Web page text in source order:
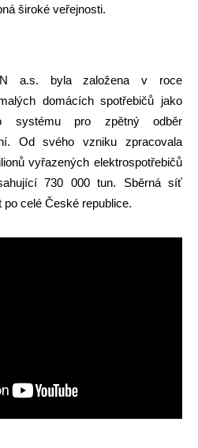
široké veřejnosti.
a.s. byla založena v
roce
domácích spotřebičů jako
systému pro zpětný odběr
Od svého vzniku zpracovala
vyřazených elektrospotřebičů
730 000 tun. Sběrná síť
celé České republice.